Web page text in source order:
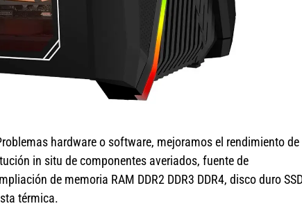
hardware o software, mejoramos el rendimiento de
in situ de componentes averiados, fuente de
de memoria RAM DDR2 DDR3 DDR4, disco duro
térmica.